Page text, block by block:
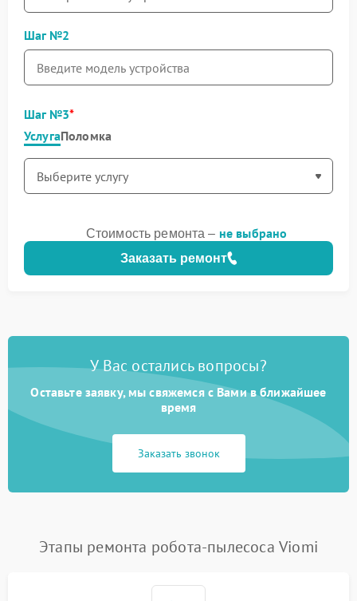
Шаг №2
Шаг №3
УслугаПоломка
Заказать ремонт
Стоимость ремонта – не выбрано
У Вас остались вопросы?
Оставьте заявку, мы свяжемся с Вами в ближайшее
время
Заказать звонок
Этапы ремонта робота-пылесоса Viomi